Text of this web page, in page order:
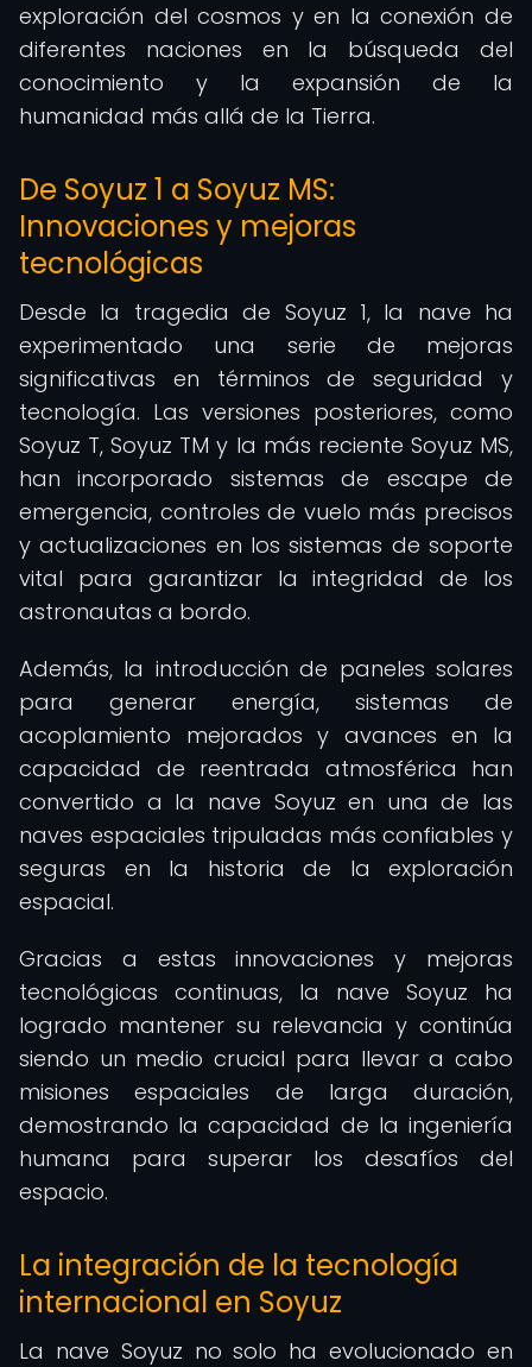
exploración del cosmos y en la conexión de
diferentes naciones en la búsqueda del
conocimiento y la expansión de la
humanidad más allá de la Tierra.
De Soyuz 1 a Soyuz MS:
Innovaciones y mejoras
tecnológicas
Desde la tragedia de Soyuz 1, la nave ha
experimentado una serie de mejoras
significativas en términos de seguridad y
tecnología. Las versiones posteriores, como
Soyuz T, Soyuz TM y la más reciente Soyuz MS,
han incorporado sistemas de escape de
emergencia, controles de vuelo más precisos
y actualizaciones en los sistemas de soporte
vital para garantizar la integridad de los
astronautas a bordo.
Además, la introducción de paneles solares
para generar energía, sistemas de
acoplamiento mejorados y avances en la
capacidad de reentrada atmosférica han
convertido a la nave Soyuz en una de las
naves espaciales tripuladas más confiables y
seguras en la historia de la exploración
espacial.
Gracias a estas innovaciones y mejoras
tecnológicas continuas, la nave Soyuz ha
logrado mantener su relevancia y continúa
siendo un medio crucial para llevar a cabo
misiones espaciales de larga duración,
demostrando la capacidad de la ingeniería
humana para superar los desafíos del
espacio.
La integración de la tecnología
internacional en Soyuz
La nave Soyuz no solo ha evolucionado en